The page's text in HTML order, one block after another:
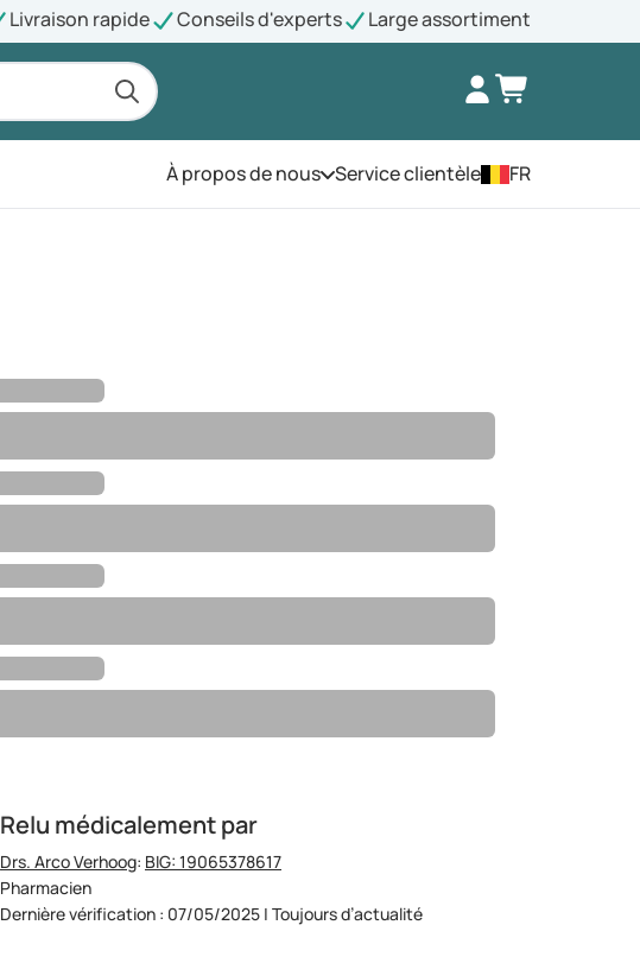
Livraison rapide Conseils d'experts Large assortiment
À propos de nousOuvrez le menu
Service clientèle FR
Relu médicalement par
Drs. Arco Verhoog: BIG: 19065378617
Pharmacien
Dernière vérification : 07/05/2025 | Toujours d’actualité